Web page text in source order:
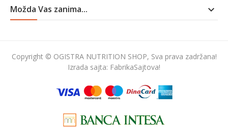
Možda Vas zanima... 
Copyright © OGISTRA NUTRITION SHOP, Sva prava zadržana!
Izrada sajta: FabrikaSajtova!